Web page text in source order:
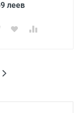
леев